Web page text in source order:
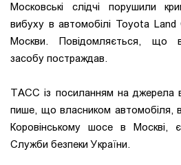
Московські слідчі порушили
вибуху в автомобілі Toyota Land
Москви. Повідомляється, що
засобу постраждав.
ТАСС із посиланням на джерела
пише, що власником автомобіля,
Коровінському шосе в Москві, є
Служби безпеки України.